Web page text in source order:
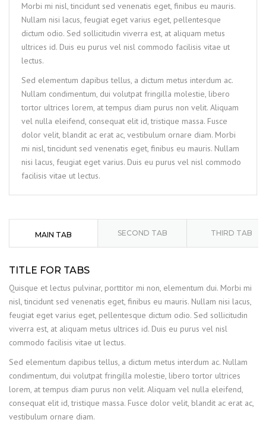
Morbi mi nisl, tincidunt sed venenatis eget, finibus eu mauris.
Nullam nisi lacus, feugiat eget varius eget, pellentesque
dictum odio. Sed sollicitudin viverra est, at aliquam metus
ultrices id. Duis eu purus vel nisl commodo facilisis vitae ut
lectus.
Sed elementum dapibus tellus, a dictum metus interdum ac.
Nullam condimentum, dui volutpat fringilla molestie, libero
tortor ultrices lorem, at tempus diam purus non velit. Aliquam
vel nulla eleifend, consequat elit id, tristique massa. Fusce
dolor velit, blandit ac erat ac, vestibulum ornare diam. Morbi
mi nisl, tincidunt sed venenatis eget, finibus eu mauris. Nullam
nisi lacus, feugiat eget varius. Duis eu purus vel nisl commodo
facilisis vitae ut lectus.
MAIN TAB SECOND TAB THIRD TAB
TITLE FOR TABS
Quisque et lectus pulvinar, porttitor mi non, elementum dui. Morbi mi
nisl, tincidunt sed venenatis eget, finibus eu mauris. Nullam nisi lacus,
feugiat eget varius eget, pellentesque dictum odio. Sed sollicitudin
viverra est, at aliquam metus ultrices id. Duis eu purus vel nisl
commodo facilisis vitae ut lectus.
Sed elementum dapibus tellus, a dictum metus interdum ac. Nullam
condimentum, dui volutpat fringilla molestie, libero tortor ultrices
lorem, at tempus diam purus non velit. Aliquam vel nulla eleifend,
consequat elit id, tristique massa. Fusce dolor velit, blandit ac erat ac,
vestibulum ornare diam.